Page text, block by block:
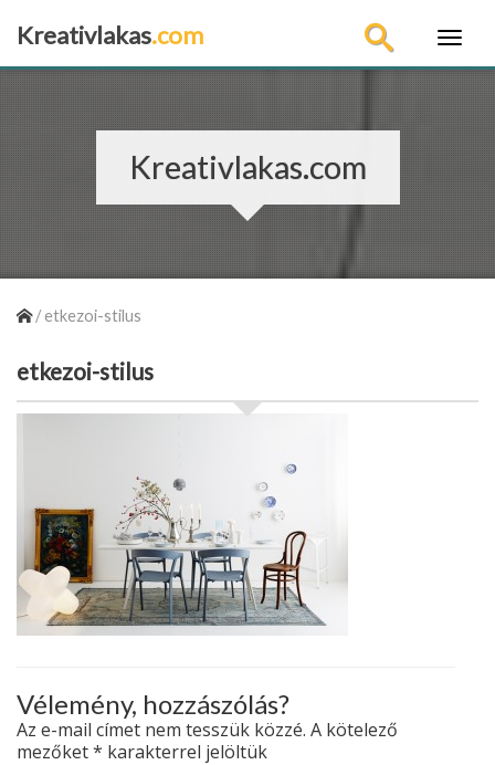
Kreativlakas.com
Kreativlakas.com
/etkezoi-stilus
etkezoi-stilus
Vélemény, hozzászólás?
Az e-mail címet nem tesszük közzé. A kötelező
mezőket* karakterrel jelöltük